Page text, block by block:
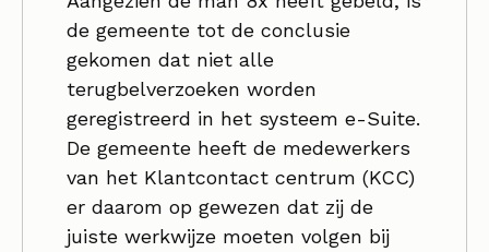
de gemeente tot de conclusie
gekomen dat niet alle
terugbelverzoeken worden
geregistreerd in het systeem e-Suite.
De gemeente heeft de medewerkers
van het Klantcontact centrum (KCC)
er daarom op gewezen dat zij de
juiste werkwijze moeten volgen bij